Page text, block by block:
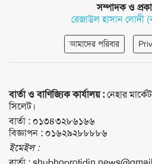
সম্পাদক ও
রেজাউল হাসান লোদী
আমাদের পরিবার
বার্তা ও বাণিজ্যিক কার্যালয় :নেহার
সিলেট।
বার্তা : ০১৩৪৩২৮৬১৬৬
বিজ্ঞাপন : ০১৬২৯২৮৮৮৮৬
ইমেইল :